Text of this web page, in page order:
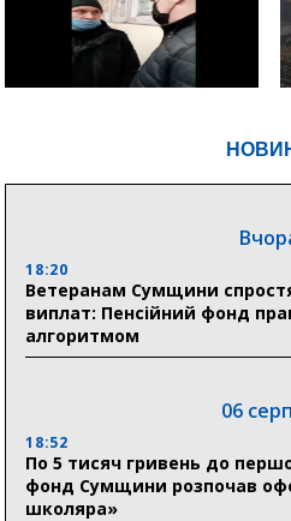
18:20
Ветеранам Сумщини
виплат: Пенсійний фонд
алгоритмом
06
18:52
По 5 тисяч гривень до
фонд Сумщини розпочав
школяра»